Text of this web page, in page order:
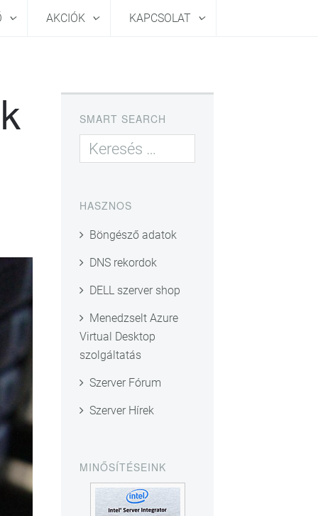
AKCIÓK KAPCSOLAT
SMART SEARCH
HASZNOS
Böngésző adatok
DNS rekordok
DELL szerver shop
Menedzselt Azure
Virtual Desktop
szolgáltatás
Szerver Fórum
Szerver Hírek
MINŐSÍTÉSEINK